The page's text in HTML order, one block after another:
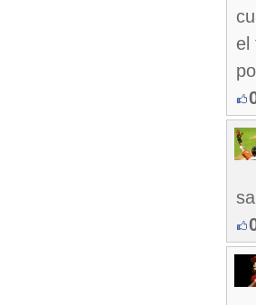
el